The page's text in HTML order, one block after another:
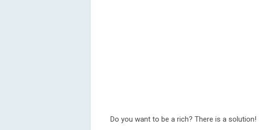
Do you want to be a rich? There is a solution!